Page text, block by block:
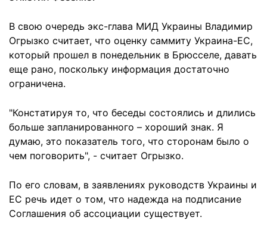
В свою очередь экс-глава МИД Украины Владимир
Огрызко считает, что оценку саммиту Украина-ЕС,
который прошел в понедельник в Брюсселе, давать
еще рано, поскольку информация достаточно
ограничена.
"Констатируя то, что беседы состоялись и длились
больше запланированного – хороший знак. Я
думаю, это показатель того, что сторонам было о
чем поговорить", - считает Огрызко.
По его словам, в заявлениях руководств Украины и
ЕС речь идет о том, что надежда на подписание
Соглашения об ассоциации существует.